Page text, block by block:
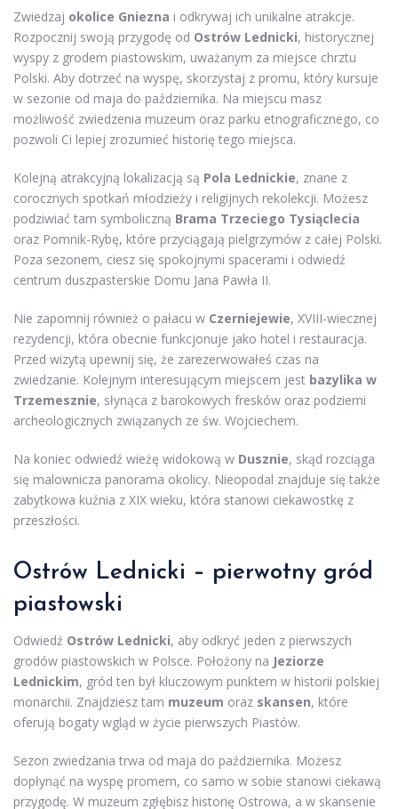
Zwiedzaj okolice Gniezna i odkrywaj ich unikalne atrakcje.
Rozpocznij swoją przygodę od Ostrów Lednicki, historycznej
wyspy z grodem piastowskim, uważanym za miejsce chrztu
Polski. Aby dotrzeć na wyspę, skorzystaj z promu, który kursuje
w sezonie od maja do października. Na miejscu masz
możliwość zwiedzenia muzeum oraz parku etnograficznego, co
pozwoli Ci lepiej zrozumieć historię tego miejsca.
Kolejną atrakcyjną lokalizacją są Pola Lednickie, znane z
corocznych spotkań młodzieży i religijnych rekolekcji. Możesz
podziwiać tam symboliczną Brama Trzeciego Tysiąclecia
oraz Pomnik-Rybę, które przyciągają pielgrzymów z całej Polski.
Poza sezonem, ciesz się spokojnymi spacerami i odwiedź
centrum duszpasterskie Domu Jana Pawła II.
Nie zapomnij również o pałacu w Czerniejewie, XVIII-wiecznej
rezydencji, która obecnie funkcjonuje jako hotel i restauracja.
Przed wizytą upewnij się, że zarezerwowałeś czas na
zwiedzanie. Kolejnym interesującym miejscem jest bazylika w
Trzemesznie, słynąca z barokowych fresków oraz podziemi
archeologicznych związanych ze św. Wojciechem.
Na koniec odwiedź wieżę widokową w Dusznie, skąd rozciąga
się malownicza panorama okolicy. Nieopodal znajduje się także
zabytkowa kuźnia z XIX wieku, która stanowi ciekawostkę z
przeszłości.
Ostrów Lednicki – pierwotny gród
piastowski
Odwiedź Ostrów Lednicki, aby odkryć jeden z pierwszych
grodów piastowskich w Polsce. Położony na Jeziorze
Lednickim, gród ten był kluczowym punktem w historii polskiej
monarchii. Znajdziesz tam muzeum oraz skansen, które
oferują bogaty wgląd w życie pierwszych Piastów.
Sezon zwiedzania trwa od maja do października. Możesz
dopłynąć na wyspę promem, co samo w sobie stanowi ciekawą
przygodę. W muzeum zgłębisz historię Ostrowa, a w skansenie